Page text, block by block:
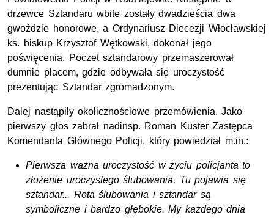
drzewce Sztandaru wbite zostały dwadzieścia dwa
gwoździe honorowe, a Ordynariusz Diecezji Włocławskiej
ks. biskup Krzysztof Wętkowski, dokonał jego
poświęcenia. Poczet sztandarowy przemaszerował
dumnie placem, gdzie odbywała się uroczystość
prezentując Sztandar zgromadzonym.
Dalej nastąpiły okolicznościowe przemówienia. Jako
pierwszy głos zabrał nadinsp. Roman Kuster Zastępca
Komendanta Głównego Policji, który powiedział m.in.:
Pierwsza ważna uroczystość w życiu policjanta to
złożenie uroczystego ślubowania. Tu pojawia się
sztandar... Rota ślubowania i sztandar są
symboliczne i bardzo głębokie. My każdego dnia